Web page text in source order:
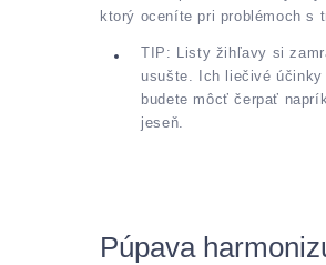
ktorý oceníte pri problémoch s
TIP: Listy žihľavy si
usušte. Ich liečivé účinky
budete môcť čerpať
jeseň.
Púpava